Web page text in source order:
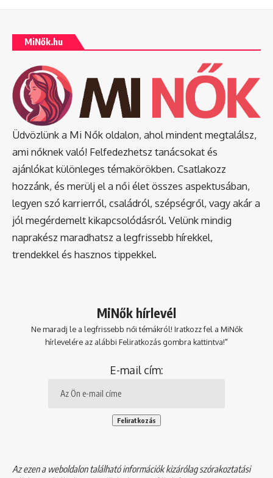
MiNők.hu
Üdvözlünk a Mi Nők oldalon, ahol mindent megtalálsz,
ami nőknek való! Felfedezhetsz tanácsokat és
ajánlókat különleges témakörökben. Csatlakozz
hozzánk, és merülj el a női élet összes aspektusában,
legyen szó karrierről, családról, szépségről, vagy akár a
jól megérdemelt kikapcsolódásról. Velünk mindig
naprakész maradhatsz a legfrissebb hírekkel,
trendekkel és hasznos tippekkel.
MiNők hírlevél
Ne maradj le a legfrissebb női témákról! Iratkozz fel a MiNők
hírlevelére az alábbi Feliratkozás gombra kattintva!"
E-mail cím:
Az ezen a weboldalon található információk kizárólag szórakoztatási